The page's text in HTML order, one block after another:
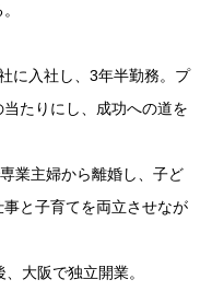
に入社し、3年半勤務。プ
たりにし、成功への道を
業主婦から離婚し、子ど
と子育てを両立させなが
大阪で独立開業。